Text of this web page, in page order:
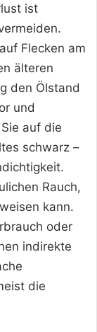
ist
Flecken am
älteren
den Ölstand
und
auf die
schwarz –
Rauch,
kann.
oder
indirekte
die